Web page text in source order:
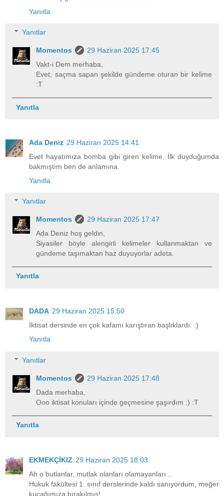
Yanıtla
Yanıtlar
Momentos
29 Haziran 2025 17:45
Vakt-i Dem merhaba,
Evet, saçma sapan şekilde gündeme oturan bir kelime
:T
Yanıtla
Ada Deniz 29 Haziran 2025 14:41
Evet hayatımıza bomba gibi giren kelime. İlk duyduğumda
bakmıştım ben de anlamına.
Yanıtla
Yanıtlar
Momentos
29 Haziran 2025 17:47
Ada Deniz hoş geldin,
Siyasiler böyle alengirli kelimeler kullanmaktan ve
gündeme taşımaktan haz duyuyorlar adeta.
Yanıtla
DADA 29 Haziran 2025 15:50
İktisat dersinde en çok kafamı karıştıran başlıklardı. :)
Yanıtla
Yanıtlar
Momentos
29 Haziran 2025 17:48
Dada merhaba,
Ooo iktisat konuları içinde geçmesine şaşırdım :) :T
Yanıtla
EKMEKÇİKIZ 29 Haziran 2025 18:03
Ah o butlanlar, mutlak olanları olamayanları...
Hukuk fakültesi 1. sınıf derslerinde kaldı sanıyordum, meğer
kucağımıza bırakılmış!